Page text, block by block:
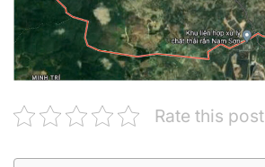
Rate this post